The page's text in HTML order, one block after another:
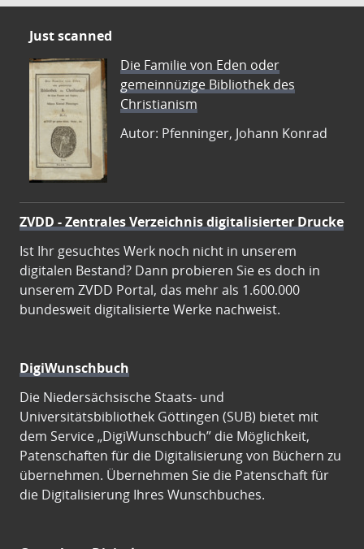
Just scanned
Die Familie von Eden oder
gemeinnüzige Bibliothek des
Christianism
Autor: Pfenninger, Johann Konrad
ZVDD - Zentrales Verzeichnis digitalisierter Drucke
Ist Ihr gesuchtes Werk noch nicht in unserem
digitalen Bestand? Dann probieren Sie es doch in
unserem ZVDD Portal, das mehr als 1.600.000
bundesweit digitalisierte Werke nachweist.
DigiWunschbuch
Die Niedersächsische Staats- und
Universitätsbibliothek Göttingen (SUB) bietet mit
dem Service „DigiWunschbuch” die Möglichkeit,
Patenschaften für die Digitalisierung von Büchern zu
übernehmen. Übernehmen Sie die Patenschaft für
die Digitalisierung Ihres Wunschbuches.